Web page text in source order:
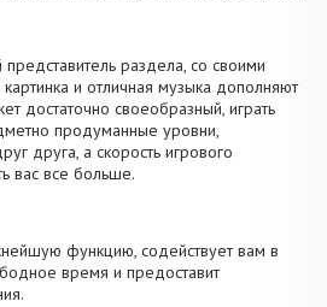
раздела, со своими
и отличная музыка дополняют
достаточно своеобразный, играть
продуманные уровни,
друга, а скорость игрового
вас все больше.
функцию, содействует вам в
время и предоставит